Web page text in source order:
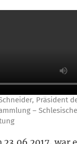
Prä­si­dent
– Schle­si­sche